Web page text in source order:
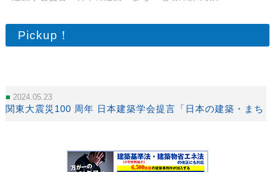
Pickup！
2024.05.23
関東大震災100 周年 日本建築学会提言「日本の建築・まち